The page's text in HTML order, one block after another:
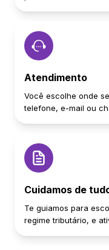
Atendimento
Você escolhe onde
telefone, e-mail ou
Cuidamos de
Te guiamos para
regime tributário, e